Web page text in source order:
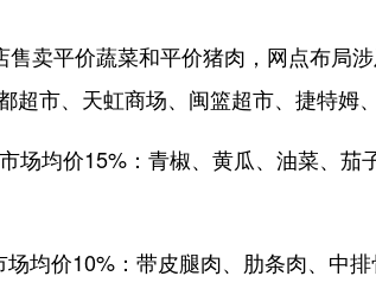
平价蔬菜和平价猪肉，网点布局
超市、天虹商场、闽篮超市、捷特姆
均价15%：青椒、黄瓜、油菜、茄
价10%：带皮腿肉、肋条肉、中排